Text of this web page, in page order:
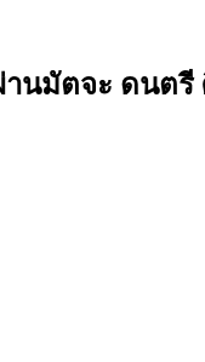
านมัตจะ ดนตรี